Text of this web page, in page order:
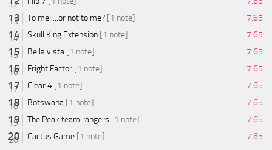
To me! ...or not to me? [1 note]
7.65
Skull King Extension [1 note]
7.65
Bella vista [1 note]
7.65
Fright Factor [1 note]
7.65
Clear 4 [1 note]
7.65
Botswana [1 note]
7.65
The Peak team rangers [1 note]
7.65
Cactus Game [1 note] 7.65